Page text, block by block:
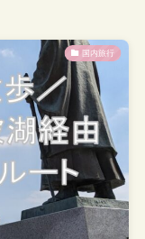
国内旅行